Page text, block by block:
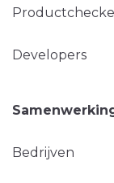
Developers
Bedrijven